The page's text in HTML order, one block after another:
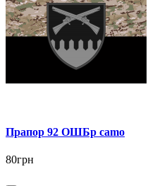
Прапор 92 ОШБр camo
80грн